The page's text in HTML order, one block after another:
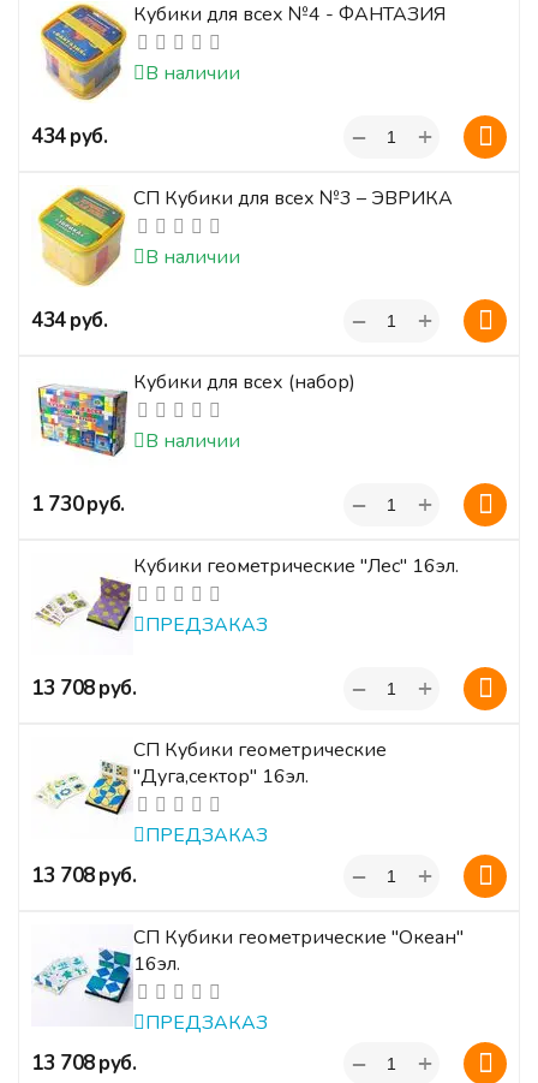
Кубики для всех №4 - ФАНТАЗИЯ
В наличии
‍434‍руб. +
−
СП Кубики для всех №3 – ЭВРИКА
В наличии
‍434‍руб. +
−
Кубики для всех (набор)
В наличии
‍1 730‍руб. +
−
Кубики геометрические "Лес" 16эл.
ПРЕДЗАКАЗ
‍13 708‍руб. +
−
СП Кубики геометрические
"Дуга,сектор" 16эл.
ПРЕДЗАКАЗ
‍13 708‍руб. +
−
СП Кубики геометрические "Океан"
16эл.
ПРЕДЗАКАЗ
‍13 708‍руб. +
−